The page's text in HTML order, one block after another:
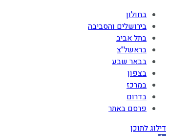
בחולון
בירושלים והסביבה
בתל אביב
בראשל"צ
בבאר שבע
בצפון
במרכז
בדרום
פרסם באתר
דילוג לתוכן